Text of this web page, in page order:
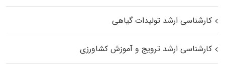
کارشناسی ارشد تولیدات گیاهی
کارشناسی ارشد ترویج و آموزش کشاورزی